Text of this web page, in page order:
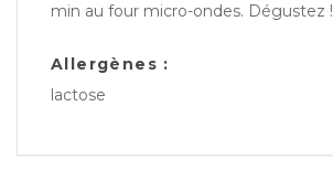
min au four micro-ondes. Dégustez !
Allergènes :
lactose